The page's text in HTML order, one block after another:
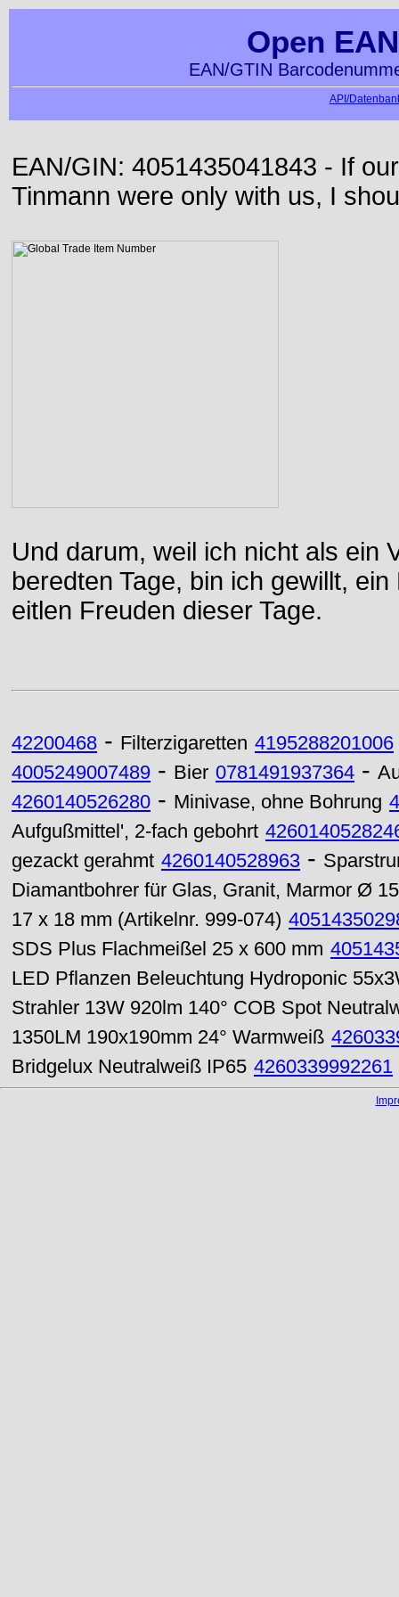
Open
EAN/GTIN
API/
EAN/GIN: 4051435041843 - If
Tinmann were only with us, I
Und darum, weil ich nicht als ein
beredten Tage, bin ich gewillt,
eitlen Freuden dieser Tage.
42200468 - Filterzigaretten 4195288201006
4005249007489 - Bier 0781491937364 -
4260140526280 - Minivase, ohne Bohrung
Aufgußmittel', 2-fach gebohrt
gezackt gerahmt 4260140528963 -
Diamantbohrer für Glas, Granit, Marmor Ø
17 x 18 mm (Artikelnr. 999-074)
SDS Plus Flachmeißel 25 x 600 mm
LED Pflanzen Beleuchtung Hydroponic
Strahler 13W 920lm 140° COB Spot
1350LM 190x190mm 24° Warmweiß
Bridgelux Neutralweiß IP65 4260339992261